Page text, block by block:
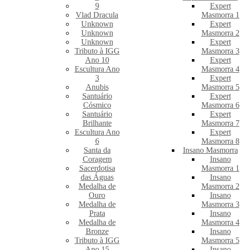
9
Vlad Dracula
Unknown
Unknown
Unknown
Tributo à IGG
Ano 10
Escultura Ano
3
Anubis
Santuário
Cósmico
Santuário
Brilhante
Escultura Ano
6
Santa da
Coragem
Sacerdotisa
das Águas
Medalha de
Ouro
Medalha de
Prata
Medalha de
Bronze
Tributo à IGG
Expert
Masmorra 1
Expert
Masmorra 2
Expert
Masmorra 3
Expert
Masmorra 4
Expert
Masmorra 5
Expert
Masmorra 6
Expert
Masmorra 7
Expert
Masmorra 8
Insano Masmorra
Insano
Masmorra 1
Insano
Masmorra 2
Insano
Masmorra 3
Insano
Masmorra 4
Insano
Masmorra 5